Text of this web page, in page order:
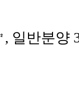
, 일반분